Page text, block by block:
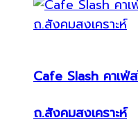
Cafe Slash คาเ
ถ.สังคมสงเคราะห์